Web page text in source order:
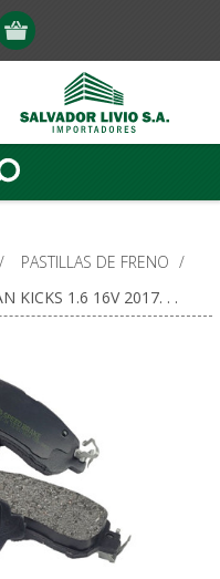
/ PASTILLAS DE FRENO /
KICKS 1.6 16V 2017. . .